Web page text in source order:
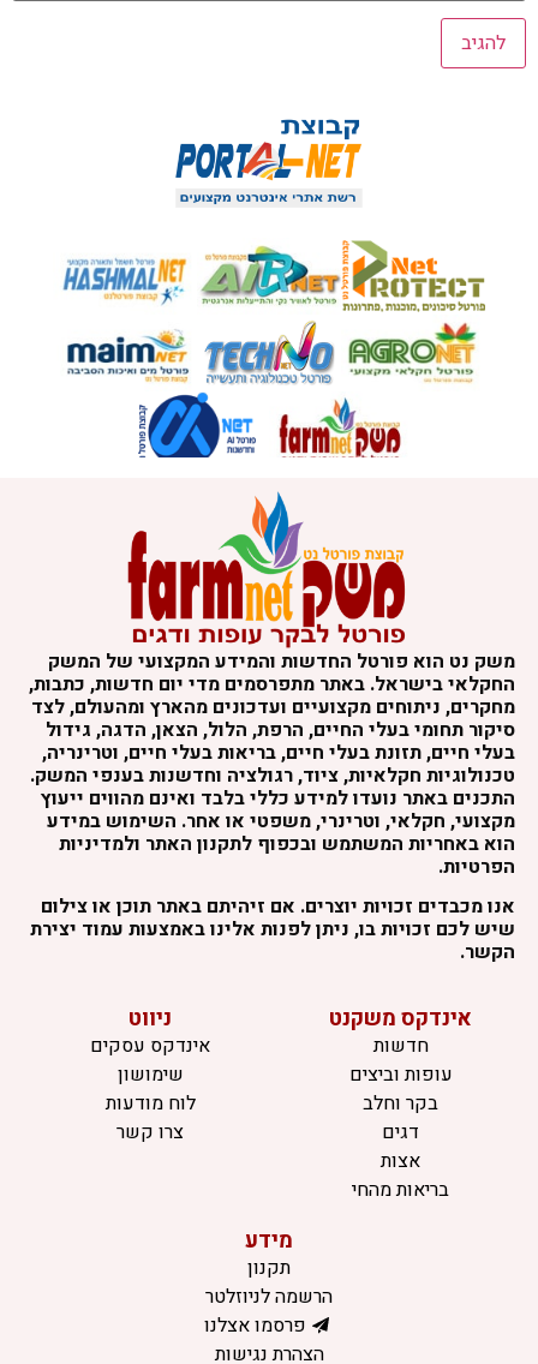
משק נט הוא פורטל החדשות והמידע המקצועי של המשק
החקלאי בישראל. באתר מתפרסמים מדי יום חדשות, כתבות,
מחקרים, ניתוחים מקצועיים ועדכונים מהארץ ומהעולם, לצד
סיקור תחומי בעלי החיים, הרפת, הלול, הצאן, הדגה, גידול
בעלי חיים, תזונת בעלי חיים, בריאות בעלי חיים, וטרינריה,
טכנולוגיות חקלאיות, ציוד, רגולציה וחדשנות בענפי המשק.
התכנים באתר נועדו למידע כללי בלבד ואינם מהווים ייעוץ
מקצועי, חקלאי, וטרינרי, משפטי או אחר. השימוש במידע
הוא באחריות המשתמש ובכפוף לתקנון האתר ולמדיניות
הפרטיות.
אנו מכבדים זכויות יוצרים. אם זיהיתם באתר תוכן או צילום
שיש לכם זכויות בו, ניתן לפנות אלינו באמצעות עמוד יצירת
הקשר.
אינדקס משקנט
חדשות
עופות וביצים
בקר וחלב
דגים
אצות
בריאות מהחי
ניווט
אינדקס עסקים
שימושון
לוח מודעות
צרו קשר
מידע
תקנון
הרשמה לניוזלטר
פרסמו אצלנו
הצהרת נגישות